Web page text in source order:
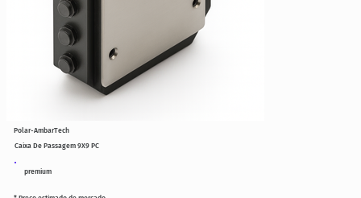
premium
Caixa De Passagem 9X9 PC
Polar-AmbarTech